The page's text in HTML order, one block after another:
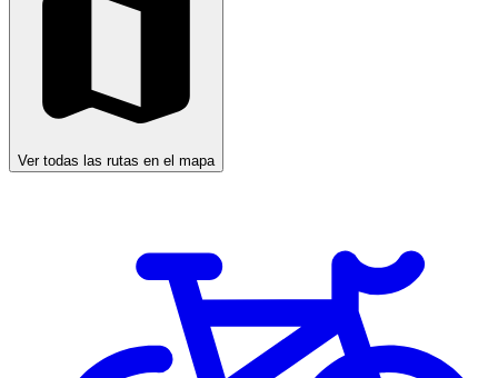
Ver todas las rutas en el mapa